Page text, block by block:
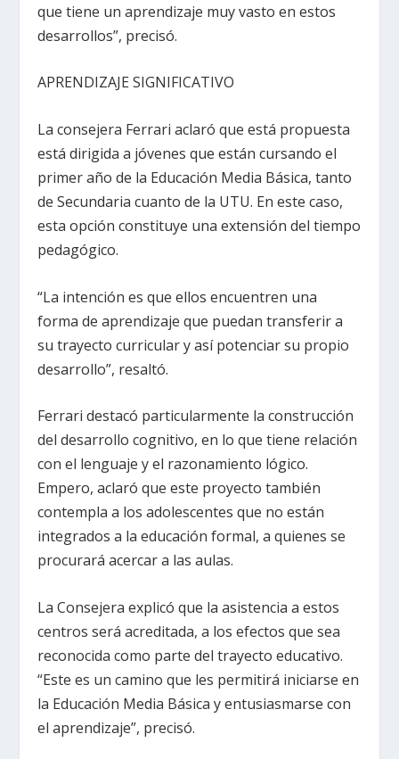
que tiene un aprendizaje muy vasto en estos
desarrollos”, precisó.
APRENDIZAJE SIGNIFICATIVO
La consejera Ferrari aclaró que está propuesta
está dirigida a jóvenes que están cursando el
primer año de la Educación Media Básica, tanto
de Secundaria cuanto de la UTU. En este caso,
esta opción constituye una extensión del tiempo
pedagógico.
“La intención es que ellos encuentren una
forma de aprendizaje que puedan transferir a
su trayecto curricular y así potenciar su propio
desarrollo”, resaltó.
Ferrari destacó particularmente la construcción
del desarrollo cognitivo, en lo que tiene relación
con el lenguaje y el razonamiento lógico.
Empero, aclaró que este proyecto también
contempla a los adolescentes que no están
integrados a la educación formal, a quienes se
procurará acercar a las aulas.
La Consejera explicó que la asistencia a estos
centros será acreditada, a los efectos que sea
reconocida como parte del trayecto educativo.
“Este es un camino que les permitirá iniciarse en
la Educación Media Básica y entusiasmarse con
el aprendizaje”, precisó.